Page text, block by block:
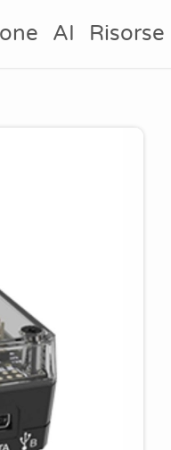
AI Risorse